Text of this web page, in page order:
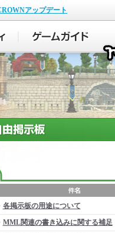
アップデート
各掲示板の用途について
MML関連の書き込みに関する補足